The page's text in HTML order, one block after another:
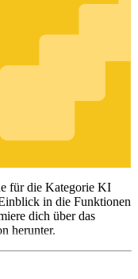
für die Kategorie KI
in die Funktionen
dich über das
herunter.